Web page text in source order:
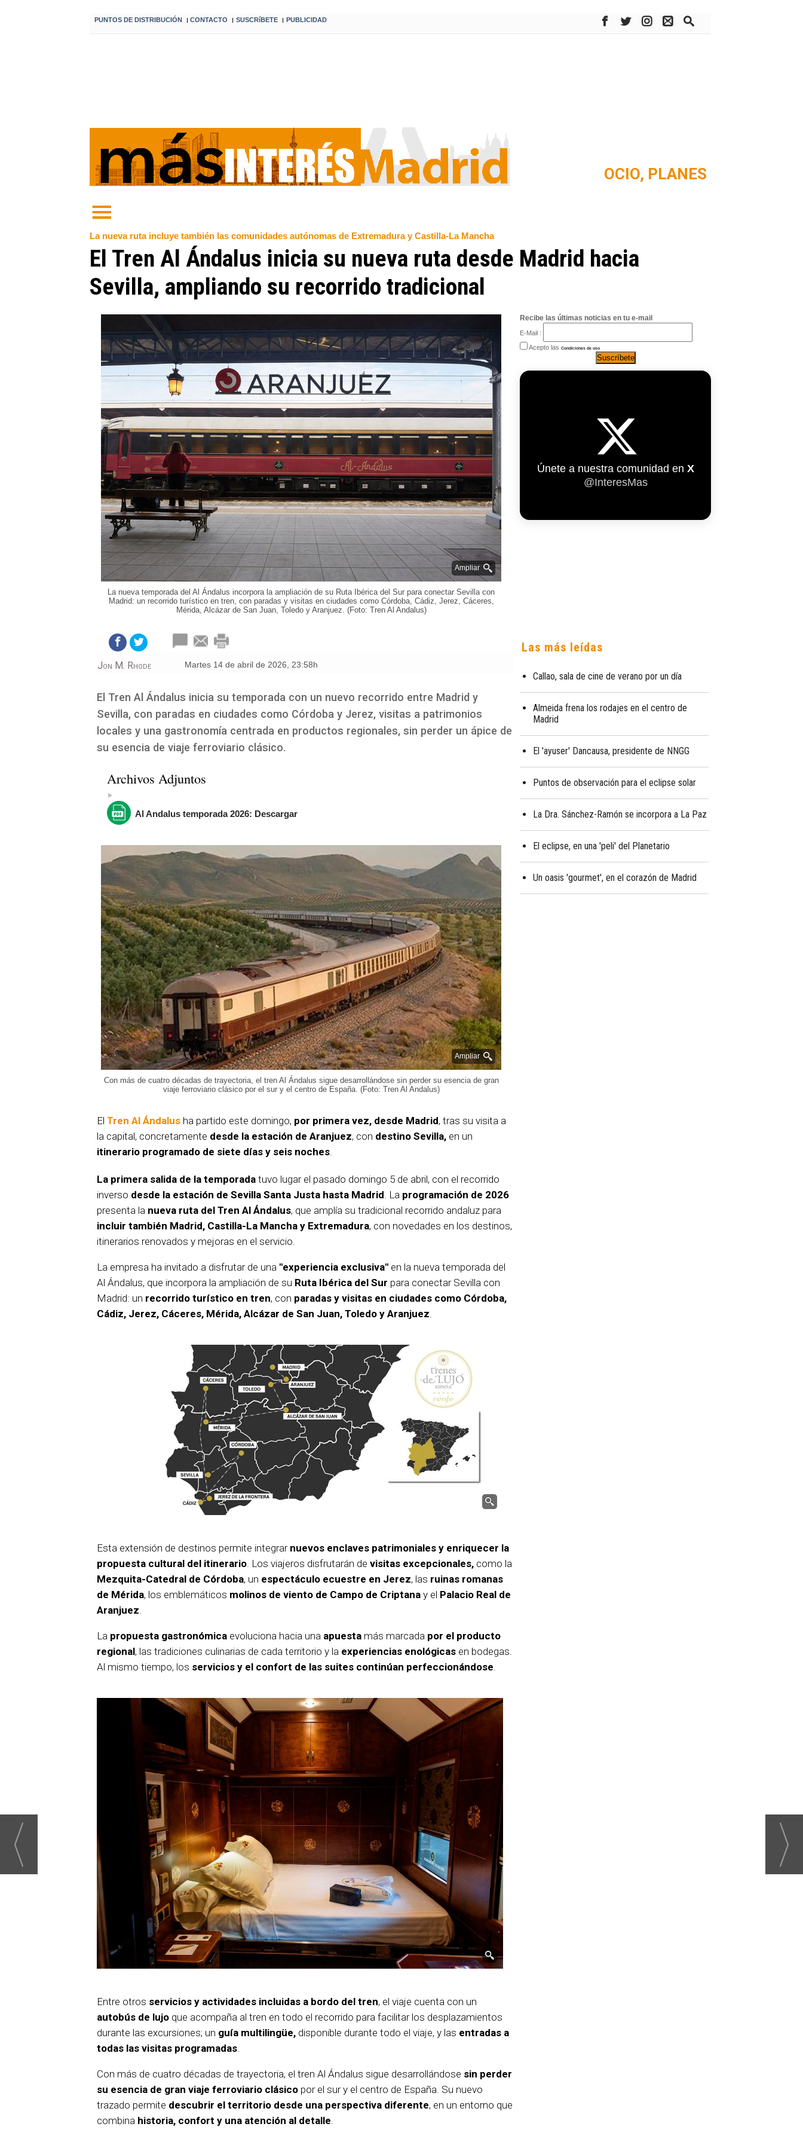
PUNTOS DE DISTRIBUCIÓN I CONTACTO I SUSCRíBETE I PUBLICIDAD
OCIO, PLANES
La nueva ruta incluye también las comunidades autónomas de Extremadura y Castilla-La Mancha
El Tren Al Ándalus inicia su nueva ruta desde Madrid hacia
Sevilla, ampliando su recorrido tradicional
Ampliar
La nueva temporada del Al Ándalus incorpora la ampliación de su Ruta Ibérica del Sur para conectar Sevilla con
Madrid: un recorrido turístico en tren, con paradas y visitas en ciudades como Córdoba, Cádiz, Jerez, Cáceres,
Mérida, Alcázar de San Juan, Toledo y Aranjuez. (Foto: Tren Al Andalus)
martes 14 de abril de 2026, 23:58h
Jon M. Rhode
El Tren Al Ándalus inicia su temporada con un nuevo recorrido entre Madrid y
Sevilla, con paradas en ciudades como Córdoba y Jerez, visitas a patrimonios
locales y una gastronomía centrada en productos regionales, sin perder un ápice de
su esencia de viaje ferroviario clásico.
Archivos Adjuntos
Al Andalus temporada 2026: Descargar
Ampliar
Con más de cuatro décadas de trayectoria, el tren Al Ándalus sigue desarrollándose sin perder su esencia de gran
viaje ferroviario clásico por el sur y el centro de España. (Foto: Tren Al Andalus)
El Tren Al Ándalus ha partido este domingo, por primera vez, desde Madrid, tras su visita a
la capital, concretamente desde la estación de Aranjuez, con destino Sevilla, en un
itinerario programado de siete días y seis noches.
La primera salida de la temporada tuvo lugar el pasado domingo 5 de abril, con el recorrido
inverso desde la estación de Sevilla Santa Justa hasta Madrid. La programación de 2026
presenta la nueva ruta del Tren Al Ándalus, que amplía su tradicional recorrido andaluz para
incluir también Madrid, Castilla-La Mancha y Extremadura, con novedades en los destinos,
itinerarios renovados y mejoras en el servicio.
La empresa ha invitado a disfrutar de una "experiencia exclusiva" en la nueva temporada del
Al Ándalus, que incorpora la ampliación de su Ruta Ibérica del Sur para conectar Sevilla con
Madrid: un recorrido turístico en tren, con paradas y visitas en ciudades como Córdoba,
Cádiz, Jerez, Cáceres, Mérida, Alcázar de San Juan, Toledo y Aranjuez.
Esta extensión de destinos permite integrar nuevos enclaves patrimoniales y enriquecer la
propuesta cultural del itinerario. Los viajeros disfrutarán de visitas excepcionales, como la
Mezquita-Catedral de Córdoba, un espectáculo ecuestre en Jerez, las ruinas romanas
de Mérida, los emblemáticos molinos de viento de Campo de Criptana y el Palacio Real de
Aranjuez.
La propuesta gastronómica evoluciona hacia una apuesta más marcada por el producto
regional, las tradiciones culinarias de cada territorio y la experiencias enológicas en bodegas.
Al mismo tiempo, los servicios y el confort de las suites continúan perfeccionándose.
Entre otros servicios y actividades incluidas a bordo del tren, el viaje cuenta con un
autobús de lujo que acompaña al tren en todo el recorrido para facilitar los desplazamientos
durante las excursiones; un guía multilingüe, disponible durante todo el viaje, y las entradas a
todas las visitas programadas.
Con más de cuatro décadas de trayectoria, el tren Al Ándalus sigue desarrollándose sin perder
su esencia de gran viaje ferroviario clásico por el sur y el centro de España. Su nuevo
trazado permite descubrir el territorio desde una perspectiva diferente, en un entorno que
combina historia, confort y una atención al detalle.
Recibe las últimas noticias en tu e-mail
E-Mail :
Acepto las Condiciones de uso
Únete a nuestra comunidad en X
@InteresMas
Las más leídas
Callao, sala de cine de verano por un día
Almeida frena los rodajes en el centro de
Madrid
El 'ayuser' Dancausa, presidente de NNGG
Puntos de observación para el eclipse solar
La Dra. Sánchez-Ramón se incorpora a La Paz
El eclipse, en una 'peli' del Planetario
Un oasis 'gourmet', en el corazón de Madrid